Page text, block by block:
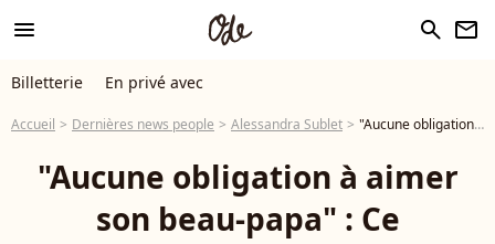
menu search newsletter
Billetterie En privé avec
Accueil Dernières news people Alessandra Sublet "Aucune obligation à aimer son beau-papa" : Ce qu'Alessandra Sublet a dit à ses enfants lors de leur rencontre avec son nouveau mari
"Aucune obligation à aimer
son beau-papa" : Ce